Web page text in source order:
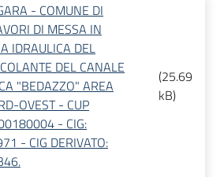
- COMUNE DI
DI MESSA IN
IDRAULICA DEL
DEL CANALE
"BEDAZZO" AREA
OVEST - CUP
- CIG:
- CIG DERIVATO:
(25.69
kB)